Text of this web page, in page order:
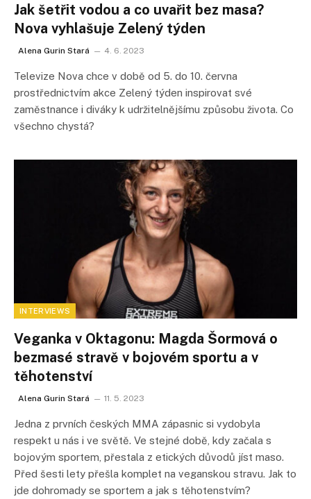
Jak šetřit vodou a co uvařit bez masa?
Nova vyhlašuje Zelený týden
Alena Gurin Stará 4. 6. 2023
Televize Nova chce v době od 5. do 10. června
prostřednictvím akce Zelený týden inspirovat své
zaměstnance i diváky k udržitelnějšímu způsobu života. Co
všechno chystá?
INTERVIEWS
Veganka v Oktagonu: Magda Šormová o
bezmasé stravě v bojovém sportu a v
těhotenství
Alena Gurin Stará 11. 5. 2023
Jedna z prvních českých MMA zápasnic si vydobyla
respekt u nás i ve světě. Ve stejné době, kdy začala s
bojovým sportem, přestala z etických důvodů jíst maso.
Před šesti lety přešla komplet na veganskou stravu. Jak to
jde dohromady se sportem a jak s těhotenstvím?